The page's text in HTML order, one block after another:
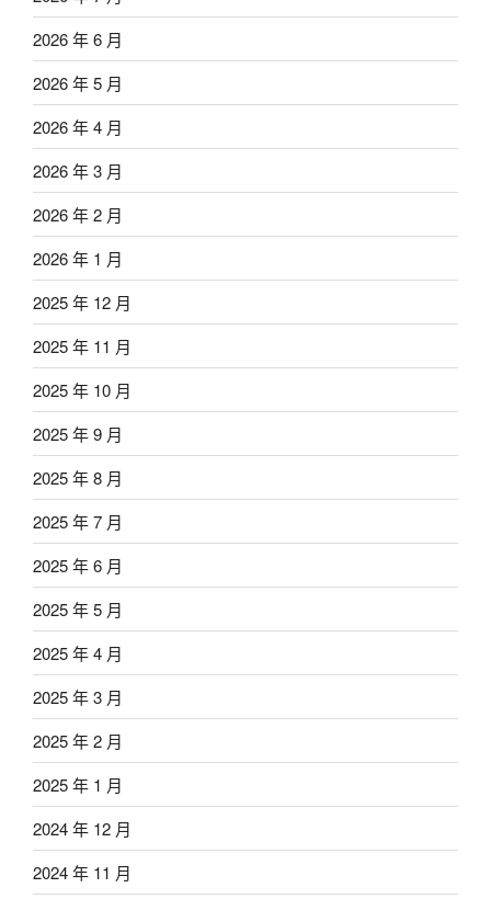
2026 年 6 月
2026 年 5 月
2026 年 4 月
2026 年 3 月
2026 年 2 月
2026 年 1 月
2025 年 12 月
2025 年 11 月
2025 年 10 月
2025 年 9 月
2025 年 8 月
2025 年 7 月
2025 年 6 月
2025 年 5 月
2025 年 4 月
2025 年 3 月
2025 年 2 月
2025 年 1 月
2024 年 12 月
2024 年 11 月